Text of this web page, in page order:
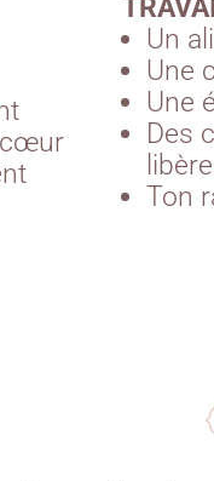
cœur
Un
Une
Une
Des
Ton